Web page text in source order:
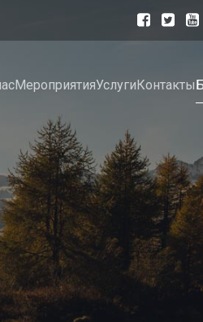
МероприятияУслугиКонтакты